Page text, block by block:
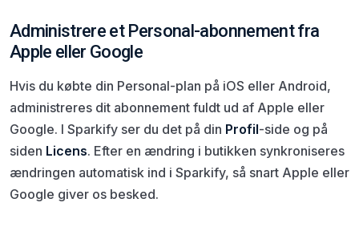
Administrere et Personal-abonnement fra
Apple eller Google
Hvis du købte din Personal-plan på iOS eller Android,
administreres dit abonnement fuldt ud af Apple eller
Google. I Sparkify ser du det på din Profil-side og på
siden Licens. Efter en ændring i butikken synkroniseres
ændringen automatisk ind i Sparkify, så snart Apple eller
Google giver os besked.